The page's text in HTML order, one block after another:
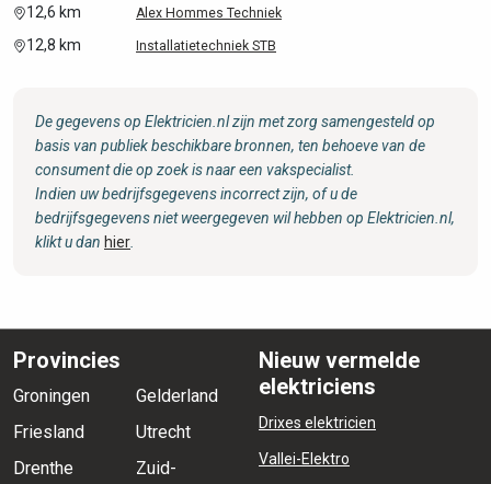
12,6 km Alex Hommes Techniek
12,8 km Installatietechniek STB
De gegevens op Elektricien.nl zijn met zorg samengesteld op
basis van publiek beschikbare bronnen, ten behoeve van de
consument die op zoek is naar een vakspecialist.
Indien uw bedrijfsgegevens incorrect zijn, of u de
bedrijfsgegevens niet weergegeven wil hebben op Elektricien.nl,
klikt u dan hier
Provincies
Groningen
Friesland
Drenthe
Gelderland
Utrecht
Zuid-
Nieuw vermelde
elektriciens
Drixes elektricien
Vallei-Elektro